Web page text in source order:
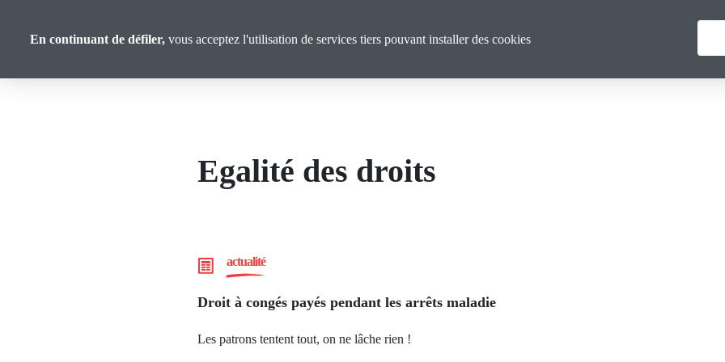
Propositions
principal
Egalité des droits
actualité
Droit à congés payés pendant les arrêts maladie
Les patrons tentent tout, on ne lâche rien !
En continuant de défiler, vous acceptez l'utilisation de services tiers pouvant installer des cookies